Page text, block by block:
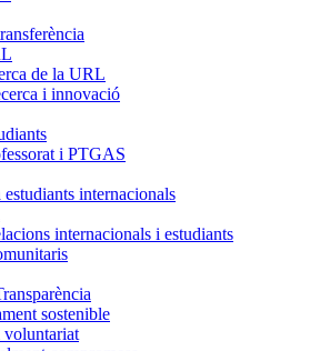
de la URL
i innovació
i PTGAS
estudiants internacionals
internacionals i estudiants
sostenible
voluntariat